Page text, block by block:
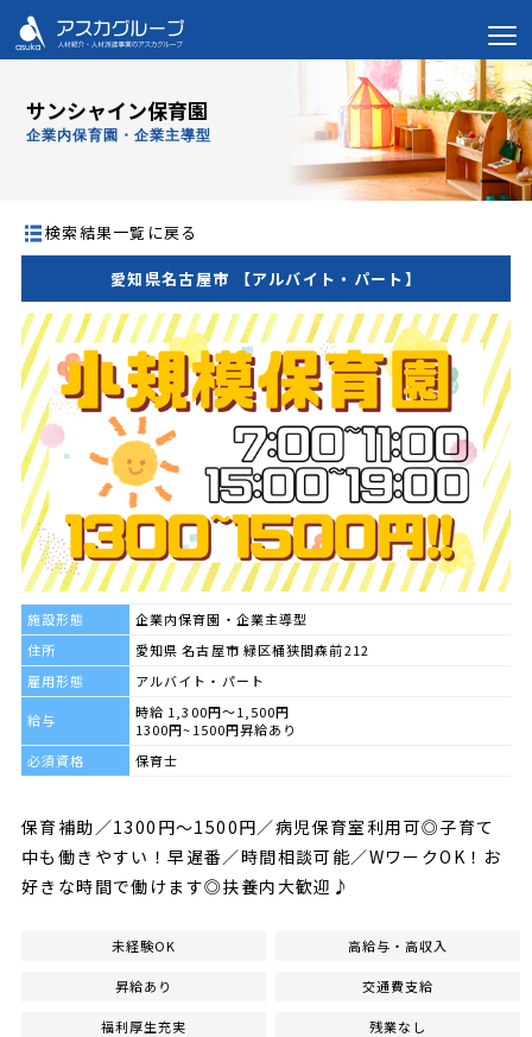
サンシャイン保育園
企業内保育園・企業主導型
検索結果一覧に戻る
愛知県名古屋市 【アルバイト・パート】
施設形態
企業内保育園・企業主導型
住所
愛知県 名古屋市 緑区桶狭間森前212
雇用形態
アルバイト・パート
給与
時給 1,300円～1,500円
1300円~1500円昇給あり
必須資格
保育士
保育補助／1300円～1500円／病児保育室利用可◎子育て
中も働きやすい！早遅番／時間相談可能／WワークOK！お
好きな時間で働けます◎扶養内大歓迎♪
未経験OK 高給与・高収入
昇給あり 交通費支給
福利厚生充実 残業なし